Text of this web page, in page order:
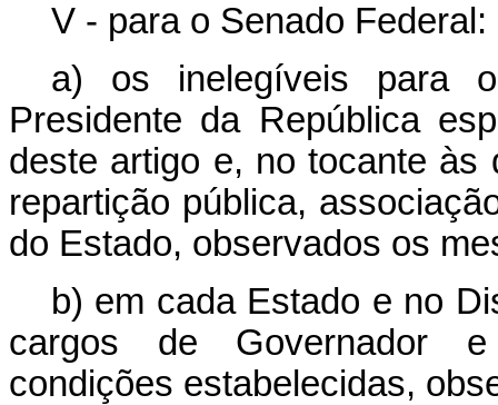
V - para o Senado Federal:
a) os inelegíveis para
Presidente da República
deste artigo e, no tocante às
repartição pública,
do Estado, observados os
b) em cada Estado e no
cargos de Governador e
condições estabelecidas,